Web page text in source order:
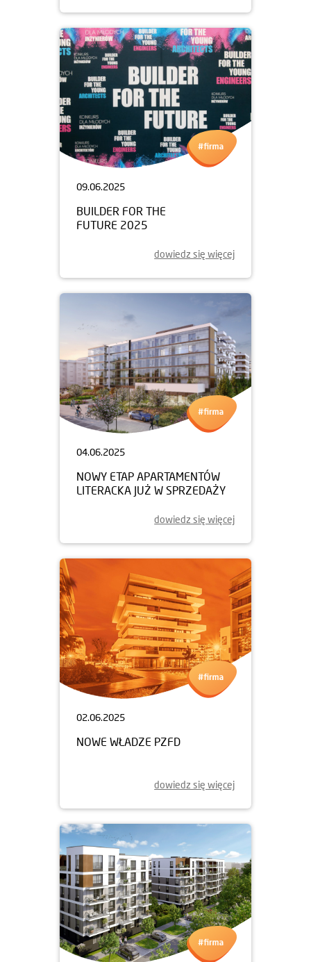
09.06.2025
BUILDER FOR THE
FUTURE 2025
dowiedz się więcej
04.06.2025
NOWY ETAP APARTAMENTÓW
LITERACKA JUŻ W SPRZEDAŻY
dowiedz się więcej
02.06.2025
NOWE WŁADZE PZFD
dowiedz się więcej